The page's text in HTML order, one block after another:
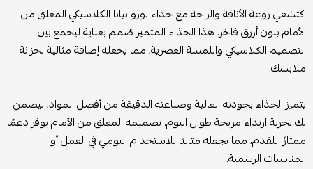
اكتشفي روعة الأناقة والراحة مع حذاء لورو بيانا الكلاسيكي المغلق من
الأمام بلون أزرق فاخر. هذا الحذاء المتميز صُمم بعناية ليجمع بين
التصميم الكلاسيكي واللمسة العصرية، مما يجعله إضافة مثالية لخزانة
ملابسك.
يتميز الحذاء بجودته العالية وصناعته الدقيقة من أفضل المواد، ليضمن
لك تجربة ارتداء مريحة طوال اليوم. تصميمه المغلق من الأمام يوفر دعمًا
ممتازًا للقدم، مما يجعله مثاليًا للاستخدام اليومي في العمل أو
المناسبات الرسمية.